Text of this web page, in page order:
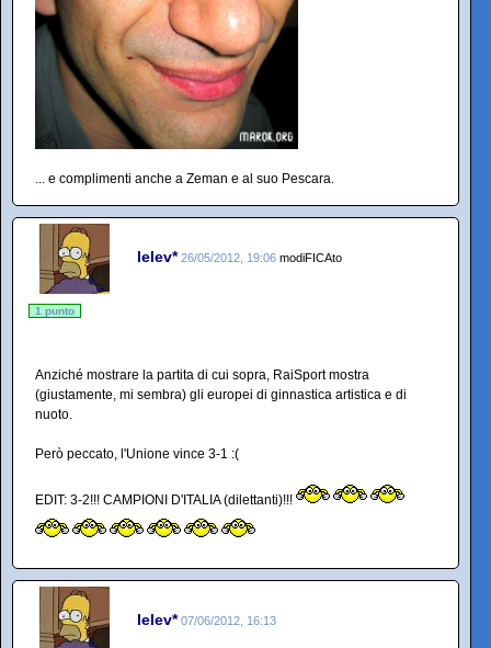
... e complimenti anche a Zeman e al suo Pescara.
lelev* 26/05/2012, 19:06 modiFICAto
1 punto
Anziché mostrare la partita di cui sopra, RaiSport mostra
(giustamente, mi sembra) gli europei di ginnastica artistica e di
nuoto.
Però peccato, l'Unione vince 3-1 :(
EDIT: 3-2!!! CAMPIONI D'ITALIA (dilettanti)!!!
lelev* 07/06/2012, 16:13